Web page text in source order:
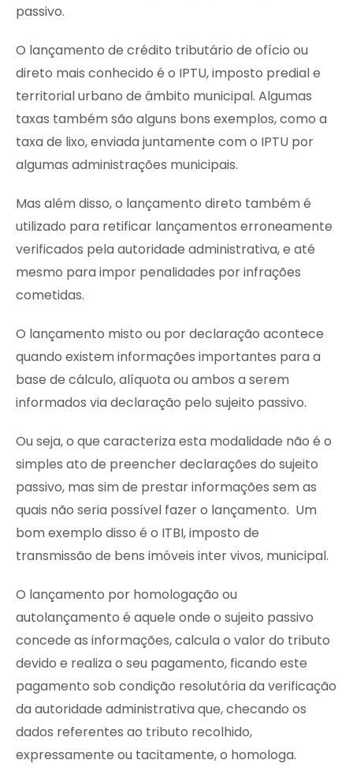
passivo.
O lançamento de crédito tributário de ofício ou
direto mais conhecido é o IPTU, imposto predial e
territorial urbano de âmbito municipal. Algumas
taxas também são alguns bons exemplos, como a
taxa de lixo, enviada juntamente com o IPTU por
algumas administrações municipais.
Mas além disso, o lançamento direto também é
utilizado para retificar lançamentos erroneamente
verificados pela autoridade administrativa, e até
mesmo para impor penalidades por infrações
cometidas.
O lançamento misto ou por declaração acontece
quando existem informações importantes para a
base de cálculo, alíquota ou ambos a serem
informados via declaração pelo sujeito passivo.
Ou seja, o que caracteriza esta modalidade não é o
simples ato de preencher declarações do sujeito
passivo, mas sim de prestar informações sem as
quais não seria possível fazer o lançamento. Um
bom exemplo disso é o ITBI, imposto de
transmissão de bens imóveis inter vivos, municipal.
O lançamento por homologação ou
autolançamento é aquele onde o sujeito passivo
concede as informações, calcula o valor do tributo
devido e realiza o seu pagamento, ficando este
pagamento sob condição resolutória da verificação
da autoridade administrativa que, checando os
dados referentes ao tributo recolhido,
expressamente ou tacitamente, o homologa.